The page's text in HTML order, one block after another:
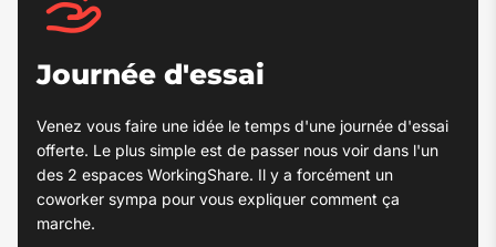
Journée d'essai
Venez vous faire une idée le temps d'une journée d'essai
offerte. Le plus simple est de passer nous voir dans l'un
des 2 espaces WorkingShare. Il y a forcément un
coworker sympa pour vous expliquer comment ça
marche.